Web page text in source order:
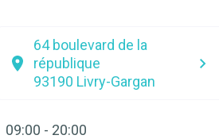
64 boulevard de la
république
93190 Livry-Gargan
09:00 - 20:00